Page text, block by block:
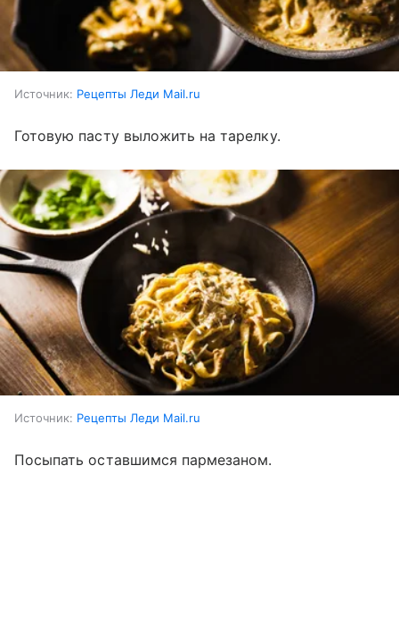
Источник: Рецепты Леди Mail.ru
Готовую пасту выложить на тарелку.
Источник: Рецепты Леди Mail.ru
Посыпать оставшимся пармезаном.